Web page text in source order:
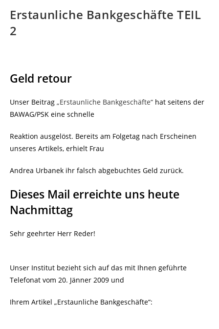
Erstaunliche Bankgeschäfte TEIL
2
Geld retour
Unser Beitrag „Erstaunliche Bankgeschäfte“ hat seitens der
BAWAG/PSK eine schnelle
Reaktion ausgelöst. Bereits am Folgetag nach Erscheinen
unseres Artikels, erhielt Frau
Andrea Urbanek ihr falsch abgebuchtes Geld zurück.
Dieses Mail erreichte uns heute
Nachmittag
Sehr geehrter Herr Reder!
Unser Institut bezieht sich auf das mit Ihnen geführte
Telefonat vom 20. Jänner 2009 und
Ihrem Artikel „Erstaunliche Bankgeschäfte“: